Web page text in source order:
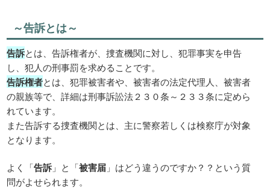
～告訴とは～
告訴とは、告訴権者が、捜査機関に対し、犯罪事実を申告
し、犯人の刑事罰を求めることです。
告訴権者とは、犯罪被害者や、被害者の法定代理人、被害者
の親族等で、詳細は刑事訴訟法２３０条～２３３条に定めら
れています。
また告訴する捜査機関とは、主に警察若しくは検察庁が対象
となります。
よく「告訴 」と「被害届 」はどう違うのですか？？という質
問がよせられます。